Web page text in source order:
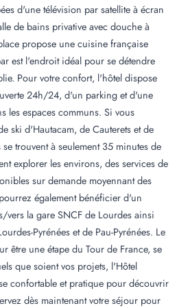
d'une télévision par satellite à écran
de bains privative avec douche à
propose une cuisine française
est l'endroit idéal pour se détendre
Pour votre confort, l'hôtel dispose
24h/24, d'un parking et d'une
les espaces communs. Si vous
ski d'Hautacam, de Cauterets et de
trouvent à seulement 35 minutes de
explorer les environs, des services de
sur demande moyennant des
également bénéficier d'un
vers la gare SNCF de Lourdes ainsi
Pyrénées et de Pau-Pyrénées. Le
être une étape du Tour de France, se
que soient vos projets, l'Hôtel
confortable et pratique pour découvrir
dès maintenant votre séjour pour